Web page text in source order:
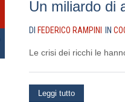
Un miliardo di
DI FEDERICO RAMPINI IN
Le crisi dei ricchi le
Leggi tutto